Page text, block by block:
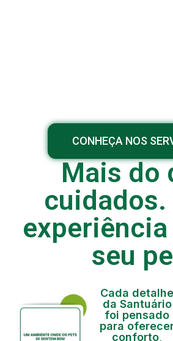
CONHEÇA NOS
Mais do
cuidados.
experiência
seu
Cada detalhe
da Santuário
foi pensado
para
conforto,